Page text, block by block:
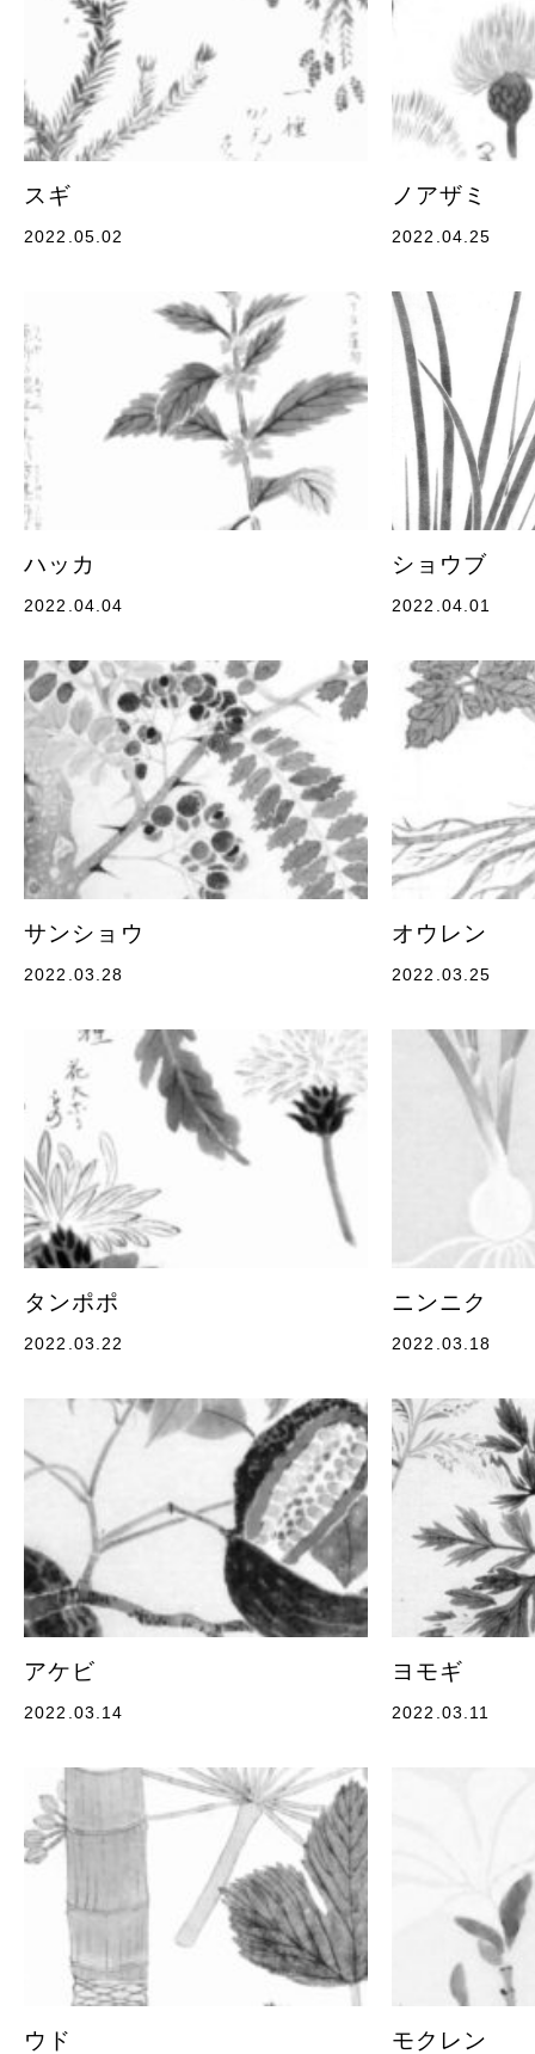
スギ
2022.05.02
ノアザミ
2022.04.25
ハッカ
2022.04.04
ショウブ
2022.04.01
サンショウ
2022.03.28
オウレン
2022.03.25
タンポポ
2022.03.22
ニンニク
2022.03.18
アケビ
2022.03.14
ヨモギ
2022.03.11
ウド モクレン